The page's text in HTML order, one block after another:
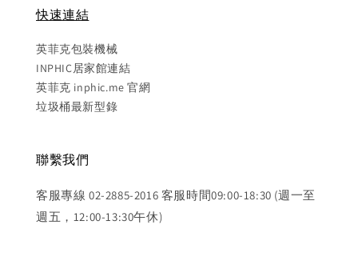
快速連結
英菲克包裝機械
INPHIC居家館連結
英菲克 inphic.me 官網
垃圾桶最新型錄
聯繫我們
客服專線 02-2885-2016 客服時間09:00-18:30 (週一至
週五，12:00-13:30午休)